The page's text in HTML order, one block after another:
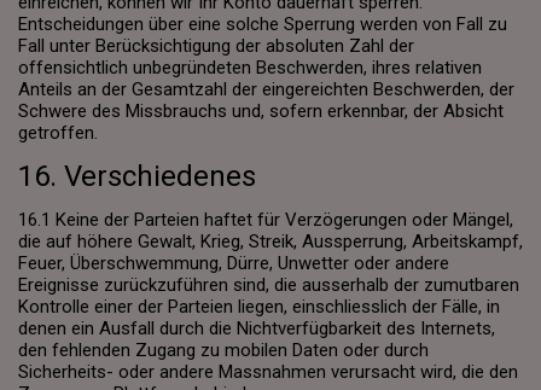
Entscheidungen über eine solche Sperrung werden von Fall zu
Fall unter Berücksichtigung der absoluten Zahl der
offensichtlich unbegründeten Beschwerden, ihres relativen
Anteils an der Gesamtzahl der eingereichten Beschwerden, der
Schwere des Missbrauchs und, sofern erkennbar, der Absicht
getroffen.
16. Verschiedenes
16.1 Keine der Parteien haftet für Verzögerungen oder Mängel,
die auf höhere Gewalt, Krieg, Streik, Aussperrung, Arbeitskampf,
Feuer, Überschwemmung, Dürre, Unwetter oder andere
Ereignisse zurückzuführen sind, die ausserhalb der zumutbaren
Kontrolle einer der Parteien liegen, einschliesslich der Fälle, in
denen ein Ausfall durch die Nichtverfügbarkeit des Internets,
den fehlenden Zugang zu mobilen Daten oder durch
Sicherheits- oder andere Massnahmen verursacht wird, die den